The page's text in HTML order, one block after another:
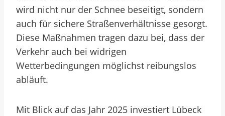
wird nicht nur der Schnee beseitigt, sondern
auch für sichere Straßenverhältnisse gesorgt.
Diese Maßnahmen tragen dazu bei, dass der
Verkehr auch bei widrigen
Wetterbedingungen möglichst reibungslos
abläuft.
Mit Blick auf das Jahr 2025 investiert Lübeck